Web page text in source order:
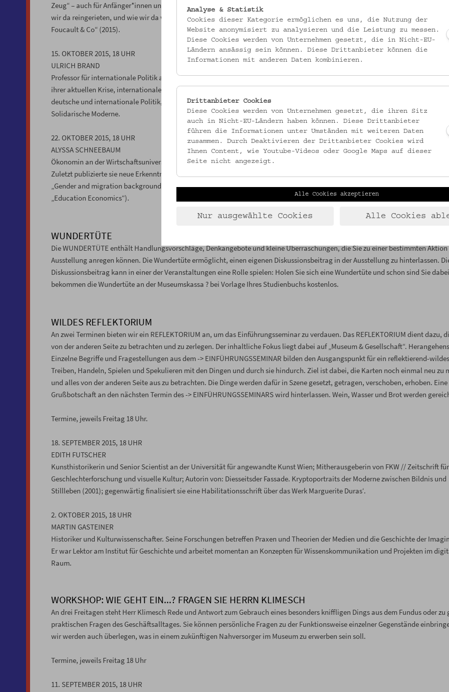
Zeug“ – auch für Anfänger*innen und Eilige. Bücher u.a.: „Glanz und Elend der Kommerzkultur“ (2007), „Erklär mir die Finanzkrise!
wir da reingerieten, und wie wir da wieder rauskommen“ (2013), „Was Linke denken. Ideen von Marx über Gramsci zu Adorno,
Foucault & Co“ (2015).
15. OKTOBER 2015, 18 UHR
ULRICH BRAND
Professor für internationale Politik am Institut für Politikwissenschaft der Universität Wien. Er forscht und lehrt zu
ihrer aktuellen Krise, internationaler Umwelt- und Ressourcenpolitik, Lateinamerika. Er ist Mitherausgeber der Zeitschrift
deutsche und internationale Politik, Mitglied im wissenschaftlichen Beirat von Attac Deutschland und im Kuratorium des Instituts
Solidarische Moderne.
22. OKTOBER 2015, 18 UHR
ALYSSA SCHNEEBAUM
Ökonomin an der Wirtschaftsuniversität Wien; Forschung zur Ökonomie der Arbeit, Genderökonomie und Ökonomie der
Zuletzt publizierte sie neue Erkenntnisse über die Abhängigkeit von Bildungsaufstiegschancen von familiärer Herkunft und
„Gender and migration background in intergenerational educational mobility“ (erschienen Frühjahr 2015 in der Fachzeitschrift
„Education Economics“).
WUNDERTÜTE
Die WUNDERTÜTE enthält Handlungsvorschläge, Denkangebote und kleine Überraschungen, die Sie zu einer bestimmten
Ausstellung anregen können. Die Wundertüte ermöglicht, einen eigenen Diskussionsbeitrag in der Ausstellung zu hinterlassen.
Diskussionsbeitrag kann in einer der Veranstaltungen eine Rolle spielen: Holen Sie sich eine Wundertüte und schon sind Sie
bekommen die Wundertüte an der Museumskassa ? bei Vorlage Ihres Studienbuchs kostenlos.
WILDES REFLEKTORIUM
An zwei Terminen bieten wir ein REFLEKTORIUM an, um das Einführungsseminar zu verdauen. Das REFLEKTORIUM dient dazu,
von der anderen Seite zu betrachten und zu zerlegen. Der inhaltliche Fokus liegt dabei auf „Museum & Gesellschaft“.
Einzelne Begriffe und Fragestellungen aus dem -> EINFÜHRUNGSSEMINAR bilden den Ausgangspunkt für ein reflektierend-wildes
Treiben, Handeln, Spielen und Spekulieren mit den Dingen und durch sie hindurch. Ziel ist dabei, die Karten noch einmal neu zu
und alles von der anderen Seite aus zu betrachten. Die Dinge werden dafür in Szene gesetzt, getragen, verschoben, erhoben. Eine
Grußbotschaft an den nächsten Termin des -> EINFÜHRUNGSSEMINARS wird hinterlassen. Wein, Wasser und Brot werden
Termine, jeweils Freitag 18 Uhr.
18. SEPTEMBER 2015, 18 UHR
EDITH FUTSCHER
Kunsthistorikerin und Senior Scientist an der Universität für angewandte Kunst Wien; Mitherausgeberin von FKW // Zeitschrift für
Geschlechterforschung und visuelle Kultur; Autorin von: Diesseitsder Fassade. Kryptoportraits der Moderne zwischen Bildnis und
Stillleben (2001); gegenwärtig finalisiert sie eine Habilitationsschrift über das Werk Marguerite Duras‘.
2. OKTOBER 2015, 18 UHR
MARTIN GASTEINER
Historiker und Kulturwissenschafter. Seine Forschungen betreffen Praxen und Theorien der Medien und die Geschichte der
Er war Lektor am Institut für Geschichte und arbeitet momentan an Konzepten für Wissenskommunikation und Projekten im
Raum.
WORKSHOP: WIE GEHT EIN...? FRAGEN SIE HERRN KLIMESCH
An drei Freitagen steht Herr Klimesch Rede und Antwort zum Gebrauch eines besonders kniffligen Dings aus dem Fundus oder zu
praktischen Fragen des Geschäftsalltages. Sie können persönliche Fragen zu der Funktionsweise einzelner Gegenstände
wir werden auch überlegen, was in einem zukünftigen Nahversorger im Museum zu erwerben sein soll.
Termine, jeweils Freitag 18 Uhr
11. SEPTEMBER 2015, 18 UHR
Analyse & Statistik
Cookies dieser Kategorie ermöglichen es uns, die Nutzung der
Website anonymisiert zu analysieren und die Leistung zu messen.
Diese Cookies werden von Unternehmen gesetzt, die in Nicht-EU-
Ländern ansässig sein können. Diese Drittanbieter können die
Informationen mit anderen Daten kombinieren.
Drittanbieter Cookies
Diese Cookies werden von Unternehmen gesetzt, die ihren Sitz
auch in Nicht-EU-Ländern haben können. Diese Drittanbieter
führen die Informationen unter Umständen mit weiteren Daten
zusammen. Durch Deaktivieren der Drittanbieter Cookies wird
Ihnen Content, wie Youtube-Videos oder Google Maps auf dieser
Seite nicht angezeigt.
Alle Cookies akzeptieren
Nur ausgewählte Cookies Alle Cookies